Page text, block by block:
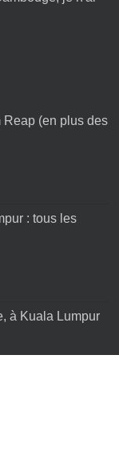
Reap (en plus des
: tous les
à Kuala Lumpur